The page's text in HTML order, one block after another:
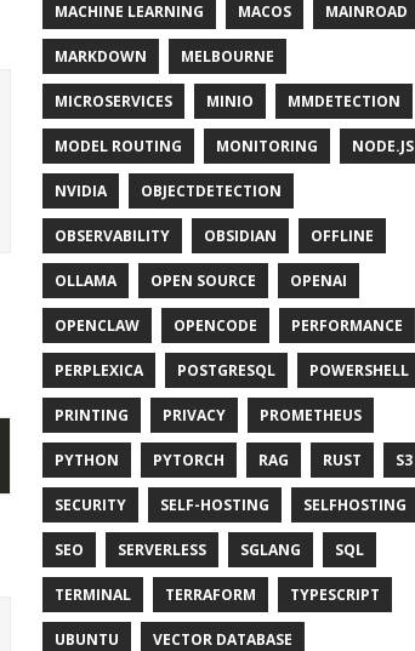
MACHINE LEARNING MACOS MAINROAD
MARKDOWN MELBOURNE
MICROSERVICES MINIO MMDETECTION
MODEL ROUTING MONITORING NODE.JS
NVIDIA OBJECTDETECTION
OBSERVABILITY OBSIDIAN OFFLINE
OLLAMA OPEN SOURCE OPENAI
OPENCLAW OPENCODE PERFORMANCE
PERPLEXICA POSTGRESQL POWERSHELL
PRINTING PRIVACY PROMETHEUS
PYTHON PYTORCH RAG RUST S3
SECURITY SELF-HOSTING SELFHOSTING
SEO SERVERLESS SGLANG SQL
TERMINAL TERRAFORM TYPESCRIPT
UBUNTU VECTOR DATABASE